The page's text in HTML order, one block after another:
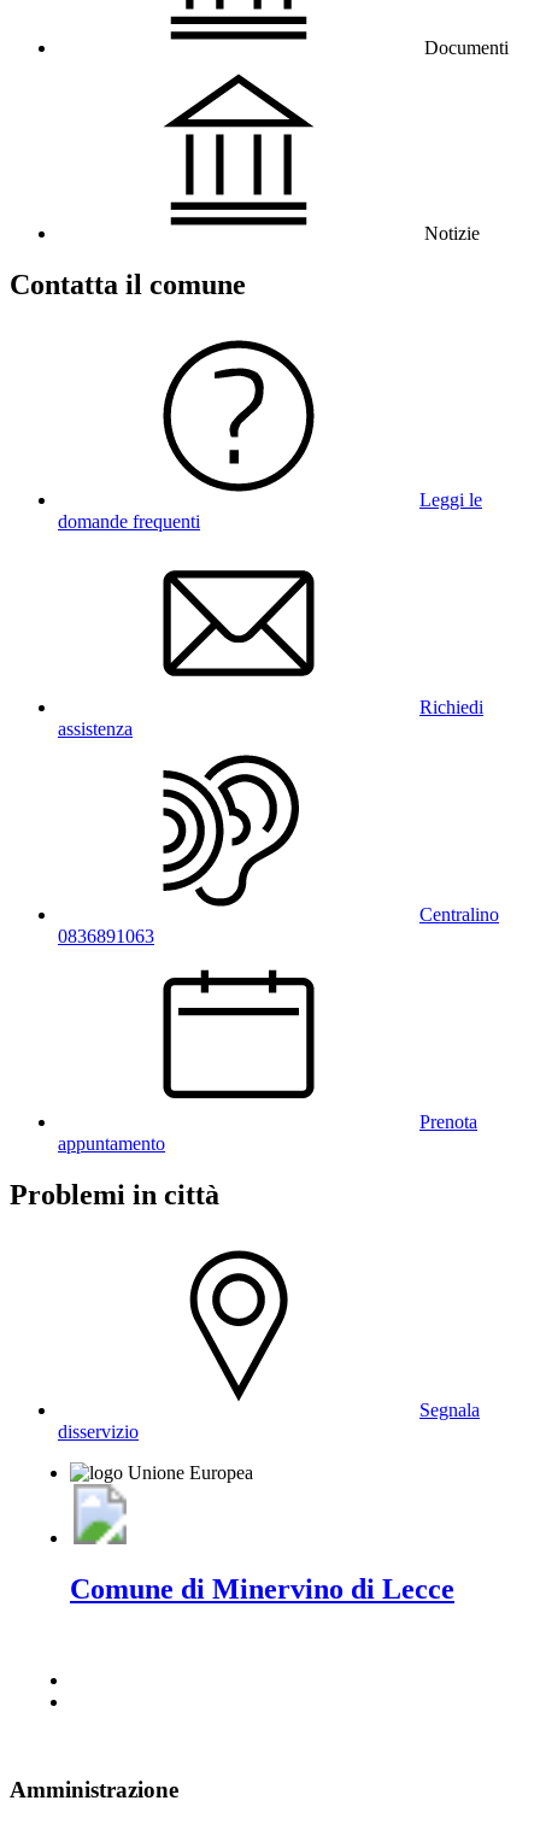
Documenti
Notizie
Contatta il comune
Leggi le
domande frequenti
Richiedi
assistenza
Centralino
0836891063
Prenota
appuntamento
Problemi in città
Segnala
disservizio
Comune di Minervino di Lecce
Amministrazione